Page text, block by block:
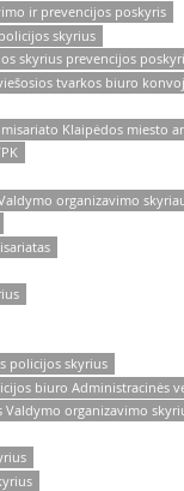
ir prevencijos poskyris
skyrius
skyrius prevencijos
tvarkos biuro
Klaipėdos miesto
organizavimo
policijos skyrius
biuro Administracinės
Valdymo organizavimo